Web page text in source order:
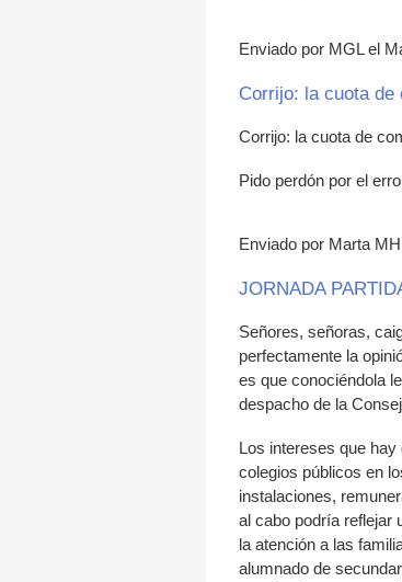
Enviado por MGL el
Corrijo: la cuota de
Corrijo: la cuota de
Pido perdón por el
Enviado por Marta
JORNADA
Señores, señoras,
perfectamente la
es que conociéndola
despacho de la
Los intereses que
colegios públicos en
instalaciones,
al cabo podría reflejar
la atención a las
alumnado de